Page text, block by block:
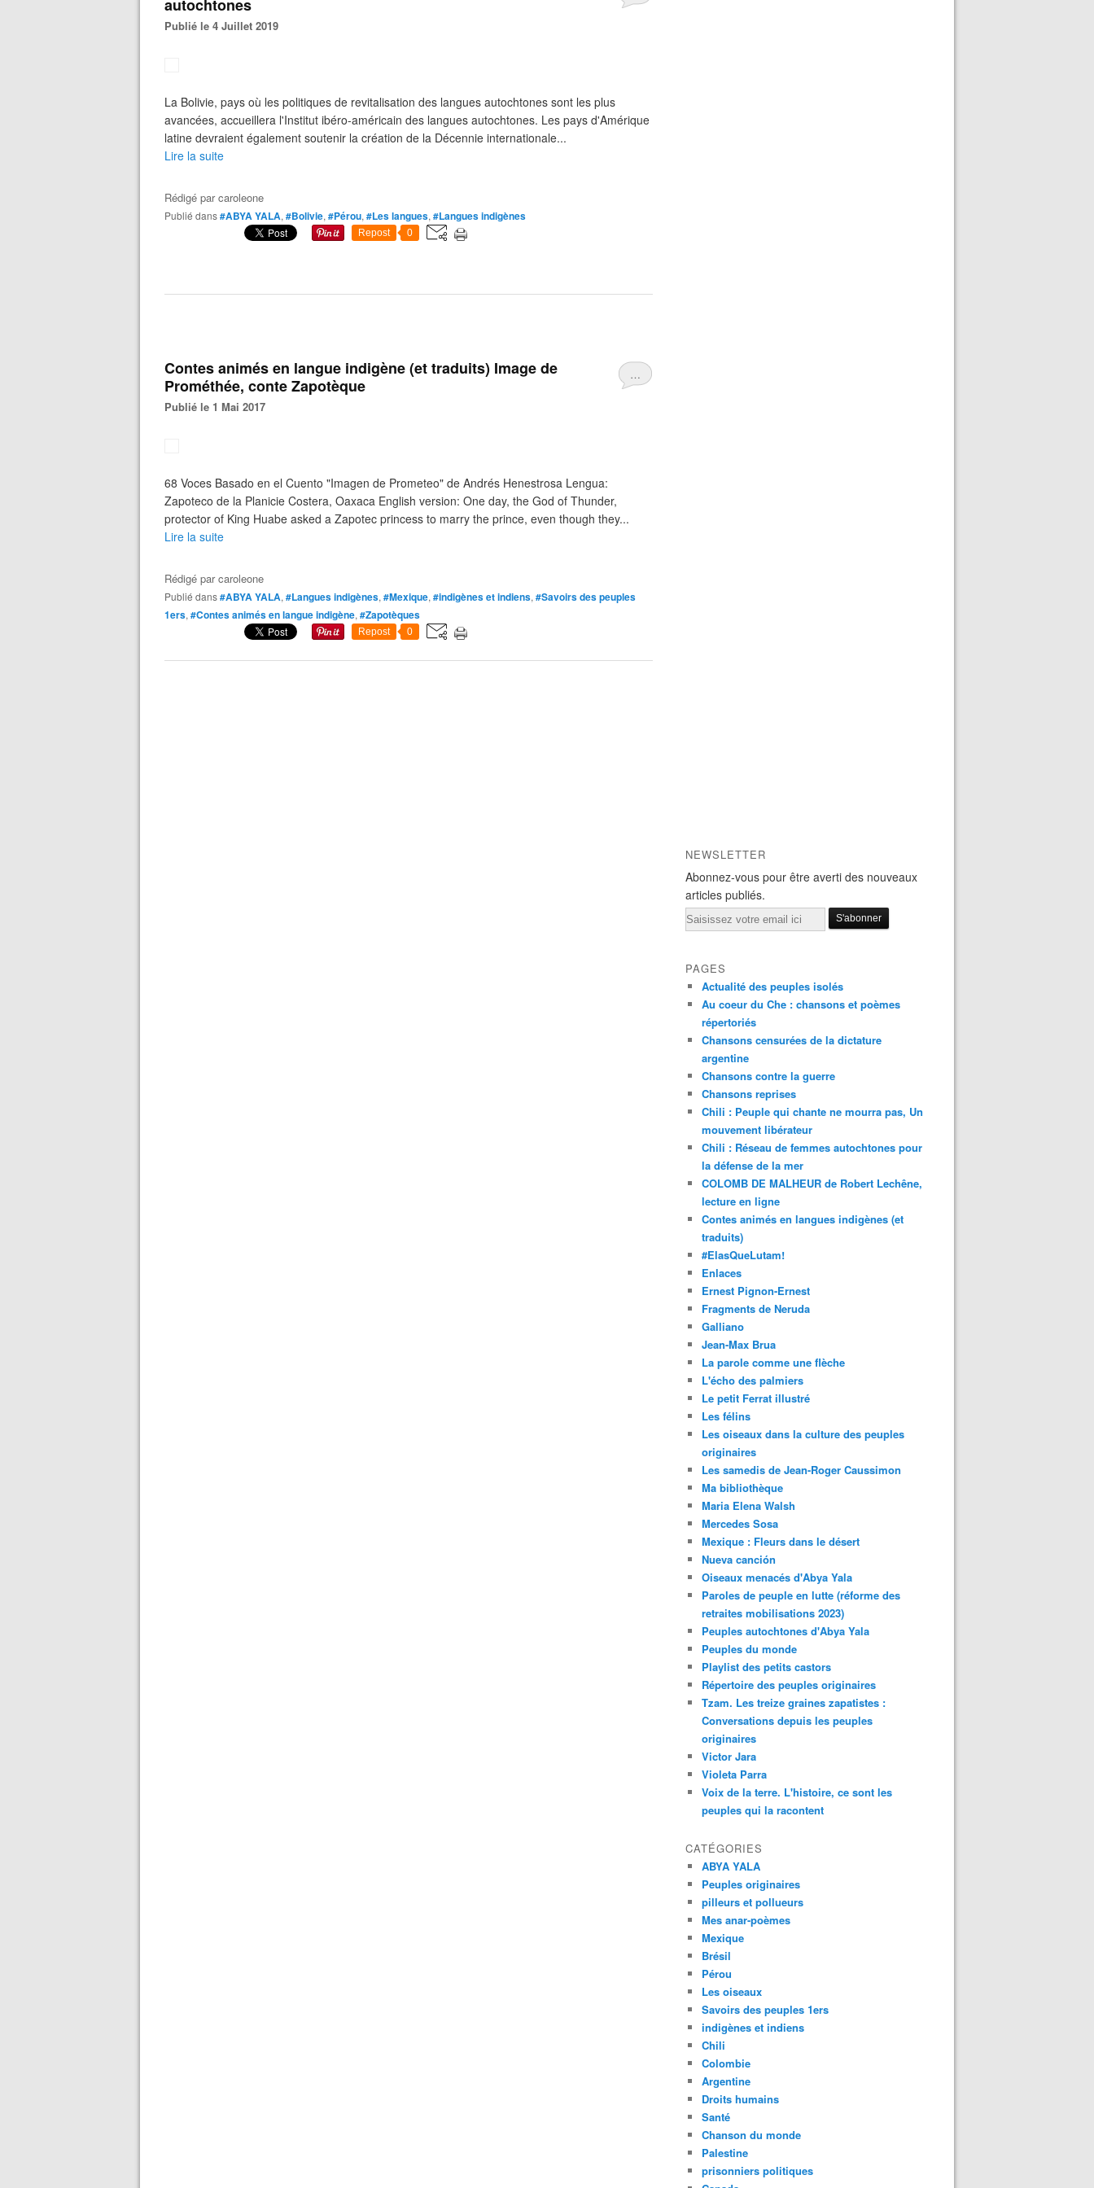
autochtones
Publié le 4 Juillet 2019
La Bolivie, pays où les politiques de revitalisation des langues autochtones sont les plus
avancées, accueillera l'Institut ibéro-américain des langues autochtones. Les pays d'Amérique
latine devraient également soutenir la création de la Décennie internationale...
Lire la suite
Rédigé parcaroleone
Publié dans#ABYA YALA, #Bolivie, #Pérou, #Les langues, #Langues indigènes
Repost 0
…
Contes animés en langue indigène (et traduits) Image de
Prométhée, conte Zapotèque
Publié le 1 Mai 2017
68 Voces Basado en el Cuento "Imagen de Prometeo" de Andrés Henestrosa Lengua:
Zapoteco de la Planicie Costera, Oaxaca English version: One day, the God of Thunder,
protector of King Huabe asked a Zapotec princess to marry the prince, even though they...
Lire la suite
Rédigé parcaroleone
Publié dans#ABYA YALA, #Langues indigènes, #Mexique, #indigènes et indiens, #Savoirs des peuples
1ers, #Contes animés en langue indigène, #Zapotèques
Repost 0
NEWSLETTER
Abonnez-vous pour être averti des nouveaux
articles publiés.
Email
PAGES
Actualité des peuples isolés
Au coeur du Che : chansons et poèmes
répertoriés
Chansons censurées de la dictature
argentine
Chansons contre la guerre
Chansons reprises
Chili : Peuple qui chante ne mourra pas, Un
mouvement libérateur
Chili : Réseau de femmes autochtones pour
la défense de la mer
COLOMB DE MALHEUR de Robert Lechêne,
lecture en ligne
Contes animés en langues indigènes (et
traduits)
#ElasQueLutam!
Enlaces
Ernest Pignon-Ernest
Fragments de Neruda
Galliano
Jean-Max Brua
La parole comme une flèche
L'écho des palmiers
Le petit Ferrat illustré
Les félins
Les oiseaux dans la culture des peuples
originaires
Les samedis de Jean-Roger Caussimon
Ma bibliothèque
Maria Elena Walsh
Mercedes Sosa
Mexique : Fleurs dans le désert
Nueva canción
Oiseaux menacés d'Abya Yala
Paroles de peuple en lutte (réforme des
retraites mobilisations 2023)
Peuples autochtones d'Abya Yala
Peuples du monde
Playlist des petits castors
Répertoire des peuples originaires
Tzam. Les treize graines zapatistes :
Conversations depuis les peuples
originaires
Victor Jara
Violeta Parra
Voix de la terre. L'histoire, ce sont les
peuples qui la racontent
CATÉGORIES
ABYA YALA
Peuples originaires
pilleurs et pollueurs
Mes anar-poèmes
Mexique
Brésil
Pérou
Les oiseaux
Savoirs des peuples 1ers
indigènes et indiens
Chili
Colombie
Argentine
Droits humains
Santé
Chanson du monde
Palestine
prisonniers politiques